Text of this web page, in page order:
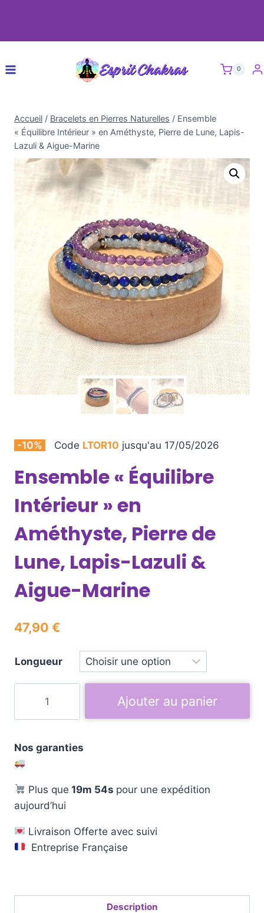
0
Accueil / Bracelets en Pierres Naturelles / Ensemble
« Équilibre Intérieur » en Améthyste, Pierre de Lune, Lapis-
Lazuli & Aigue-Marine
-10% Code LTOR10 jusqu'au 17/05/2026
Ensemble « Équilibre
Intérieur » en
Améthyste, Pierre de
Lune, Lapis-Lazuli &
Aigue-Marine
47,90 €
Longueur
Ajouter au panier
Nos garanties
Plus que 19m 53s pour une expédition
aujourd’hui
Livraison Offerte avec suivi
Entreprise Française
Description